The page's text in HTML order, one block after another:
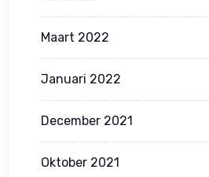
Maart 2022
Januari 2022
December 2021
Oktober 2021